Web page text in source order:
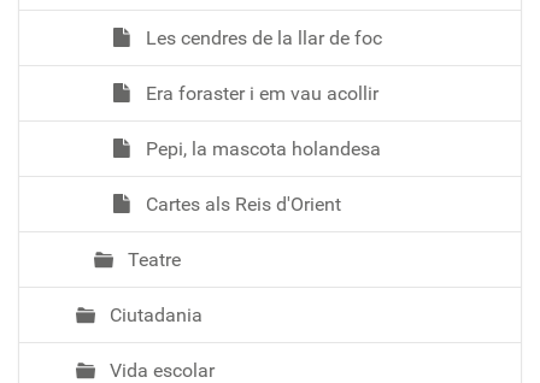
Les cendres de la llar de foc
Era foraster i em vau acollir
Pepi, la mascota holandesa
Cartes als Reis d'Orient
Teatre
Ciutadania
Vida escolar